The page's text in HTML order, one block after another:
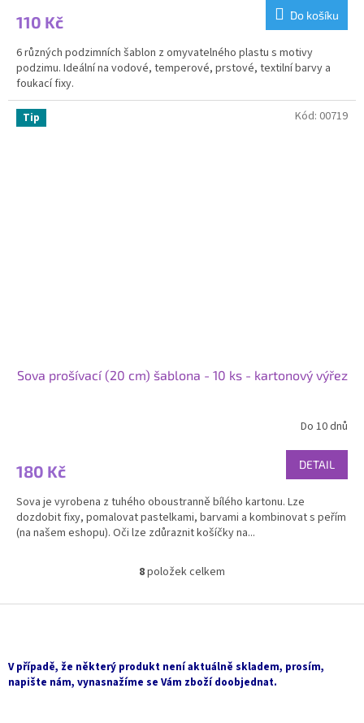
110 Kč Do košíku
6 různých podzimních šablon z omyvatelného plastu s motivy
podzimu. Ideální na vodové, temperové, prstové, textilní barvy a
foukací fixy.
Tip
Sova prošívací (20 cm) šablona - 10 ks - kartonový výřez
je
z
5
hvězdiček.
Do 10 dnů
180 Kč DETAIL
Sova je vyrobena z tuhého oboustranně bílého kartonu. Lze
dozdobit fixy, pomalovat pastelkami, barvami a kombinovat s peřím
(na našem eshopu). Oči lze zdůraznit košíčky na...
Kód: 00719
O
l
c
í
8položek celkem
V případě, že některý produkt není aktuálně skladem, prosím,
napište nám, vynasnažíme se Vám zboží doobjednat.